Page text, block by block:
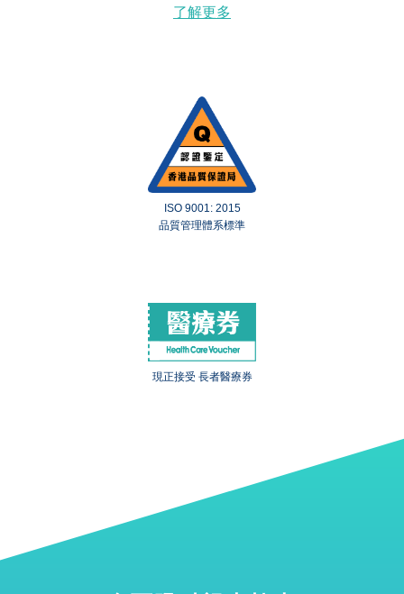
了解更多
ISO 9001: 2015
品質管理體系標準
現正接受 長者醫療券